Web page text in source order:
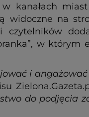
kanałach
widoczne na
w którym
i
do podjęcia